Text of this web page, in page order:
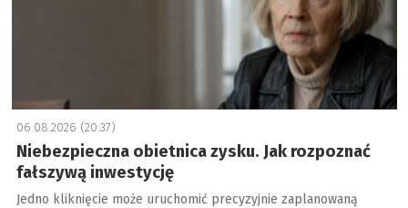
06.08.2026 (20:37)
Niebezpieczna obietnica zysku. Jak rozpoznać
fałszywą inwestycję
Jedno kliknięcie może uruchomić precyzyjnie zaplanowaną